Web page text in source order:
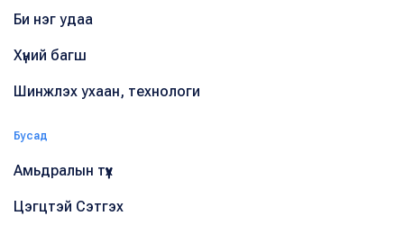
Би нэг удаа
Хүний багш
Шинжлэх ухаан, технологи
Бусад
Амьдралын түүх
Цэгцтэй Сэтгэх